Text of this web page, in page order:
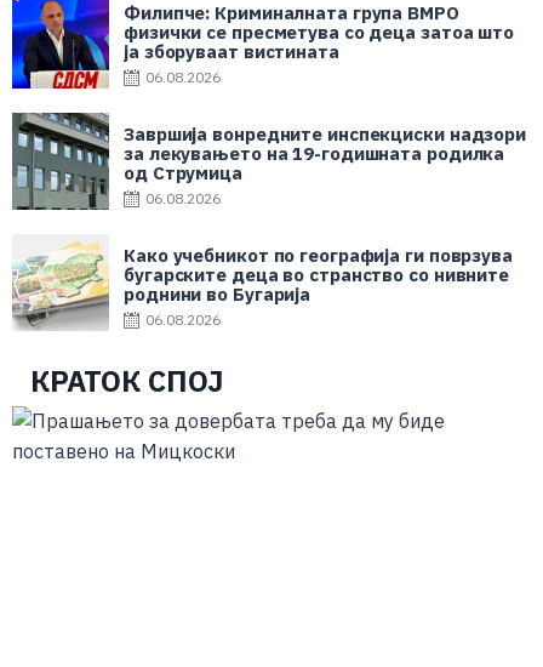
Филипче: Криминалната група ВМРО
физички се пресметува со деца затоа што
ја зборуваат вистината
06.08.2026
Завршија вонредните инспекциски надзори
за лекувањето на 19-годишната родилка
од Струмица
06.08.2026
Како учебникот по географија ги поврзува
бугарските деца во странство со нивните
роднини во Бугарија
06.08.2026
КРАТОК СПОЈ